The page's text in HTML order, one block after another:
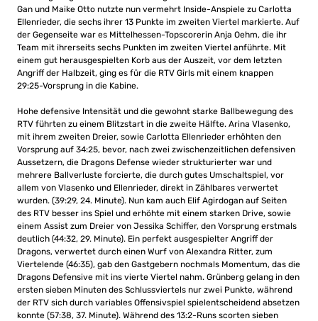
Gan und Maike Otto nutzte nun vermehrt Inside-Anspiele zu Carlotta
Ellenrieder, die sechs ihrer 13 Punkte im zweiten Viertel markierte. Auf
der Gegenseite war es Mittelhessen-Topscorerin Anja Oehm, die ihr
Team mit ihrerseits sechs Punkten im zweiten Viertel anführte. Mit
einem gut herausgespielten Korb aus der Auszeit, vor dem letzten
Angriff der Halbzeit, ging es für die RTV Girls mit einem knappen
29:25-Vorsprung in die Kabine.
Hohe defensive Intensität und die gewohnt starke Ballbewegung des
RTV führten zu einem Blitzstart in die zweite Hälfte. Arina Vlasenko,
mit ihrem zweiten Dreier, sowie Carlotta Ellenrieder erhöhten den
Vorsprung auf 34:25, bevor, nach zwei zwischenzeitlichen defensiven
Aussetzern, die Dragons Defense wieder strukturierter war und
mehrere Ballverluste forcierte, die durch gutes Umschaltspiel, vor
allem von Vlasenko und Ellenrieder, direkt in Zählbares verwertet
wurden. (39:29, 24. Minute). Nun kam auch Elif Agirdogan auf Seiten
des RTV besser ins Spiel und erhöhte mit einem starken Drive, sowie
einem Assist zum Dreier von Jessika Schiffer, den Vorsprung erstmals
deutlich (44:32, 29. Minute). Ein perfekt ausgespielter Angriff der
Dragons, verwertet durch einen Wurf von Alexandra Ritter, zum
Viertelende (46:35), gab den Gastgebern nochmals Momentum, das die
Dragons Defensive mit ins vierte Viertel nahm. Grünberg gelang in den
ersten sieben Minuten des Schlussviertels nur zwei Punkte, während
der RTV sich durch variables Offensivspiel spielentscheidend absetzen
konnte (57:38, 37. Minute). Während des 13:2-Runs scorten sieben